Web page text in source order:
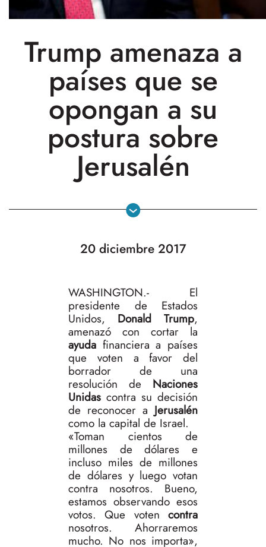
Trump amenaza a
países que se
opongan a su
postura sobre
Jerusalén
20 diciembre 2017
WASHINGTON.- El
presidente de Estados
Unidos, Donald Trump,
amenazó con cortar la
ayuda financiera a países
que voten a favor del
borrador de una
resolución de Naciones
Unidas contra su decisión
de reconocer a Jerusalén
como la capital de Israel.
«Toman cientos de
millones de dólares e
incluso miles de millones
de dólares y luego votan
contra nosotros. Bueno,
estamos observando esos
votos. Que voten contra
nosotros. Ahorraremos
mucho. No nos importa»,